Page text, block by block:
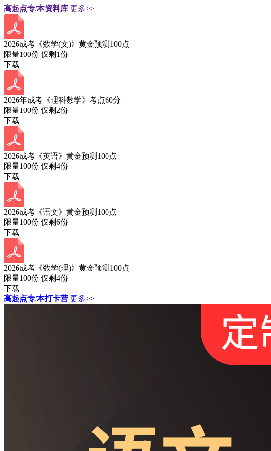
高起点专/本资料库 更多>>
2026成考《数学(文)》黄金预测100点
限量100份 仅剩 1份
下载
2026年成考《理科数学》考点60分
限量100份 仅剩 2份
下载
2026成考《英语》黄金预测100点
限量100份 仅剩4份
下载
2026成考《语文》黄金预测100点
限量100份 仅剩6份
下载
2026成考《数学(理)》黄金预测100点
限量100份 仅剩4份
下载
高起点专/本打卡营 更多>>